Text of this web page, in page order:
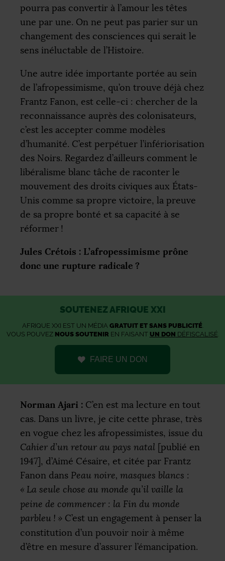
pourra pas convertir à l’amour les têtes
une par une. On ne peut pas parier sur un
changement des consciences qui serait le
sens inéluctable de l’Histoire.
Une autre idée importante portée au sein
de l’afropessimisme, qu’on trouve déjà chez
Frantz Fanon, est celle-ci : chercher de la
reconnaissance auprès des colonisateurs,
c’est les accepter comme modèles
d’humanité. C’est perpétuer l’infériorisation
des Noirs. Regardez d’ailleurs comment le
libéralisme blanc tâche de raconter le
mouvement des droits civiques aux États-
Unis comme sa propre victoire, la preuve
de sa propre bonté et sa capacité à se
réformer !
Jules Crétois : L’afropessimisme prône
donc une rupture radicale ?
SOUTENEZ AFRIQUE XXI
AFRIQUE XXI EST UN MÉDIA GRATUIT ET SANS PUBLICITÉ.
VOUS POUVEZ NOUS SOUTENIR EN FAISANT UN DON DÉFISCALISÉ
FAIRE UN DON
Norman Ajari : C’en est ma lecture en tout
cas. Dans un livre, je cite cette phrase, très
en vogue chez les afropessimistes, issue du
Cahier d’un retour au pays natal [publié en
1947], d’Aimé Césaire, et citée par Frantz
Fanon dans Peau noire, masques blancs :
« La seule chose au monde qu’il vaille la
peine de commencer : la Fin du monde
parbleu ! » C’est un engagement à penser la
constitution d’un pouvoir noir à même
d’être en mesure d’assurer l’émancipation.